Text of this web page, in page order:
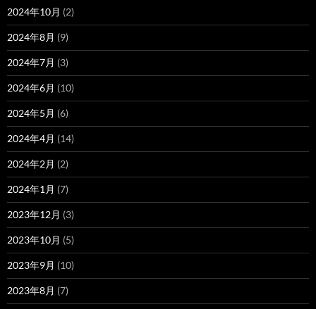
2024年10月 (2)
2024年8月 (9)
2024年7月 (3)
2024年6月 (10)
2024年5月 (6)
2024年4月 (14)
2024年2月 (2)
2024年1月 (7)
2023年12月 (3)
2023年10月 (5)
2023年9月 (10)
2023年8月 (7)